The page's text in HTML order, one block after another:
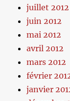
juillet 2012
juin 2012
mai 2012
avril 2012
mars 2012
février
janvier